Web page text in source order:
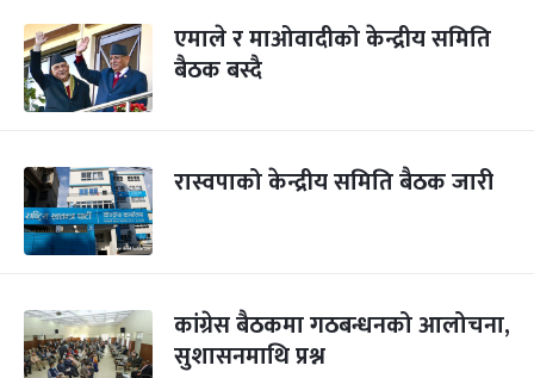
एमाले र माओवादीको केन्द्रीय समिति
बैठक बस्दै
रास्वपाको केन्द्रीय समिति बैठक जारी
कांग्रेस बैठकमा गठबन्धनको आलोचना,
सुशासनमाथि प्रश्न